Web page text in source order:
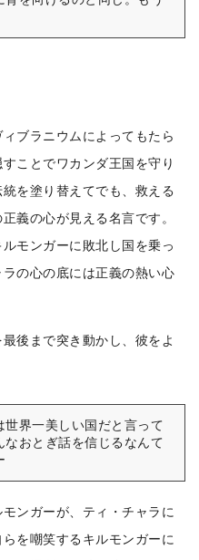
ブラニウムによってもたら
ことでワカンダ王国を守り
統を塗り替えてでも、救える
義の心が見える名言です。
モンガーに敗北し国を乗っ
の心の底には正義の熱い心
後まで突き動かし、彼をよ
界一美しい国だと言って
おとぎ話を信じるなんて
ンガーが、ティ・チャラに
らを嘲笑するキルモンガーに